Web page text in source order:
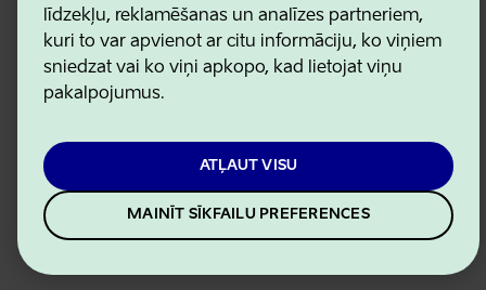
līdzekļu, reklamēšanas un analīzes partneriem,
kuri to var apvienot ar citu informāciju, ko viņiem
sniedzat vai ko viņi apkopo, kad lietojat viņu
pakalpojumus.
ATĻAUT VISU
MAINĪT SĪKFAILU PREFERENCES